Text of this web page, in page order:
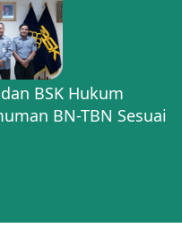
BSK Hukum
BN-TBN Sesuai